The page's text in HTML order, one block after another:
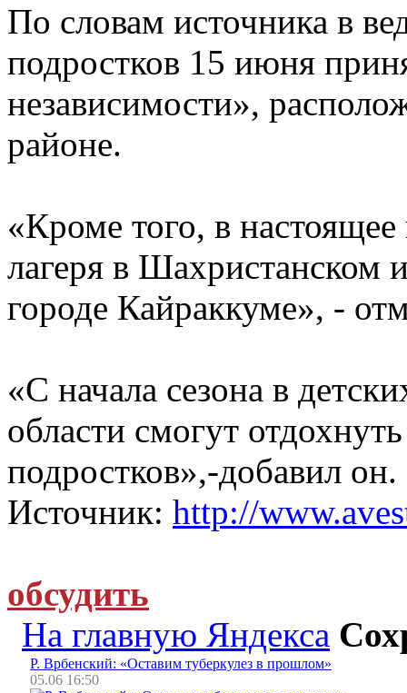
По словам источника в
подростков 15 июня
независимости»,
районе.
«Кроме того, в
лагеря в Шахристанском
городе Кайраккуме», -
«С начала сезона в
области смогут
подростков»,-добавил он.
Источник: http://
обсудить
На главную Яндекса
Р. Врбенский: «Оставим туберкулез в прошлом»
05.06 16:50